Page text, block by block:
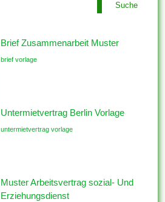
Suche
Brief Zusammenarbeit Muster
brief vorlage
Untermietvertrag Berlin Vorlage
untermietvertrag vorlage
Muster Arbeitsvertrag sozial- Und
Erziehungsdienst